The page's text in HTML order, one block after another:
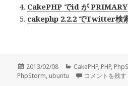
CakePHP でid が
cakephp 2.2.2 でTwitter検
投
稿
2013/02/08
カ
テ
CakePHP, PHP,
PhpStorm, ubuntu PhpStorm
コメントを残す